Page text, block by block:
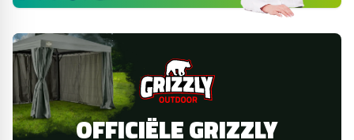
OFFICIËLE GRIZZLY